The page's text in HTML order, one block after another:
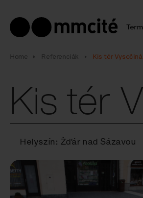
Home Referenciák Kis tér
Kis tér
Helyszín: Žďár nad Sázavou